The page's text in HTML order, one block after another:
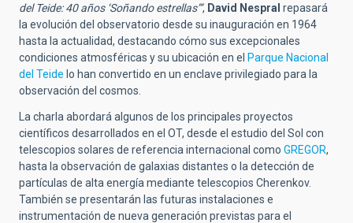
del Teide: 40 años ‘Soñando estrellas’”, David Nespral repasará
la evolución del observatorio desde su inauguración en 1964
hasta la actualidad, destacando cómo sus excepcionales
condiciones atmosféricas y su ubicación en el Parque Nacional
del Teide lo han convertido en un enclave privilegiado para la
observación del cosmos.
La charla abordará algunos de los principales proyectos
científicos desarrollados en el OT, desde el estudio del Sol con
telescopios solares de referencia internacional como GREGOR,
hasta la observación de galaxias distantes o la detección de
partículas de alta energía mediante telescopios Cherenkov.
También se presentarán las futuras instalaciones e
instrumentación de nueva generación previstas para el